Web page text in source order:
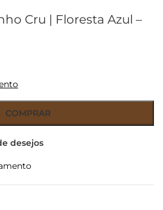
Cru | Floresta Azul –
COMPRAR
desejos